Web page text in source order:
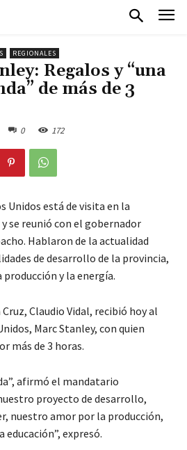
REGIONALES
Regalos y “una
de más de 3
0 172
Unidos está de visita en la
se reunió con el gobernador
Hablaron de la actualidad
de desarrollo de la provincia,
y la energía.
Claudio Vidal, recibió hoy al
Marc Stanley, con quien
más de 3 horas.
afirmó el mandatario
proyecto de desarrollo,
nuestro amor por la producción,
expresó.